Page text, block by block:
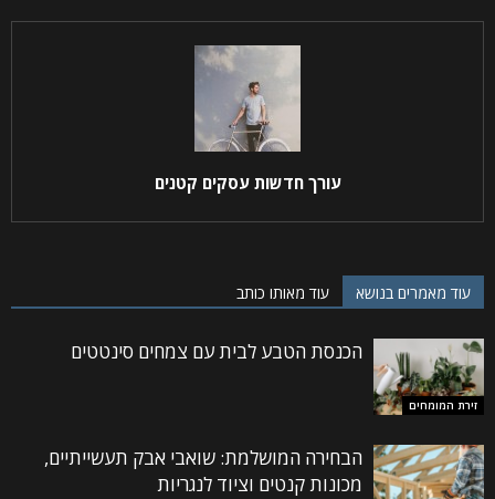
עורך חדשות עסקים קטנים
עוד מאמרים בנושא עוד מאותו כותב
זירת המומחים
הכנסת הטבע לבית עם צמחים סינטטים
הבחירה המושלמת: שואבי אבק תעשייתיים,
מכונות קנטים וציוד לנגריות